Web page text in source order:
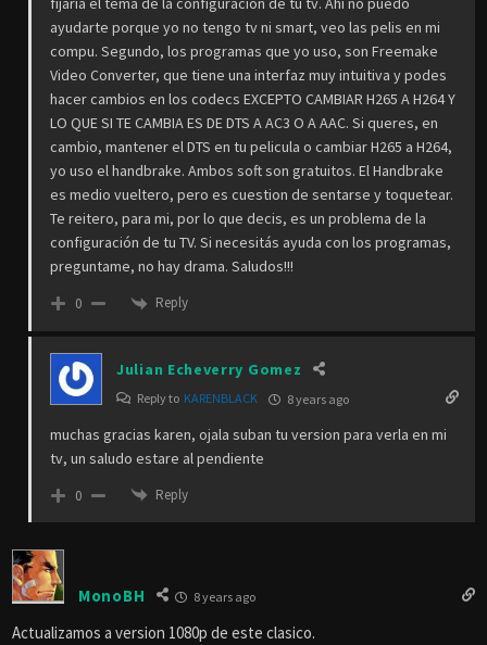
ayudarte porque yo no tengo tv ni smart, veo las pelis en mi
compu. Segundo, los programas que yo uso, son Freemake
Video Converter, que tiene una interfaz muy intuitiva y podes
hacer cambios en los codecs EXCEPTO CAMBIAR H265 A H264 Y
LO QUE SI TE CAMBIA ES DE DTS A AC3 O A AAC. Si queres, en
cambio, mantener el DTS en tu pelicula o cambiar H265 a H264,
yo uso el handbrake. Ambos soft son gratuitos. El Handbrake
es medio vueltero, pero es cuestion de sentarse y toquetear.
Te reitero, para mi, por lo que decis, es un problema de la
configuración de tu TV. Si necesitás ayuda con los programas,
preguntame, no hay drama. Saludos!!!
0 Reply
Julian Echeverry Gomez
Reply to KARENBLACK 8 years ago
muchas gracias karen, ojala suban tu version para verla en mi
tv, un saludo estare al pendiente
0 Reply
MonoBH 8 years ago
Actualizamos a version 1080p de este clasico.